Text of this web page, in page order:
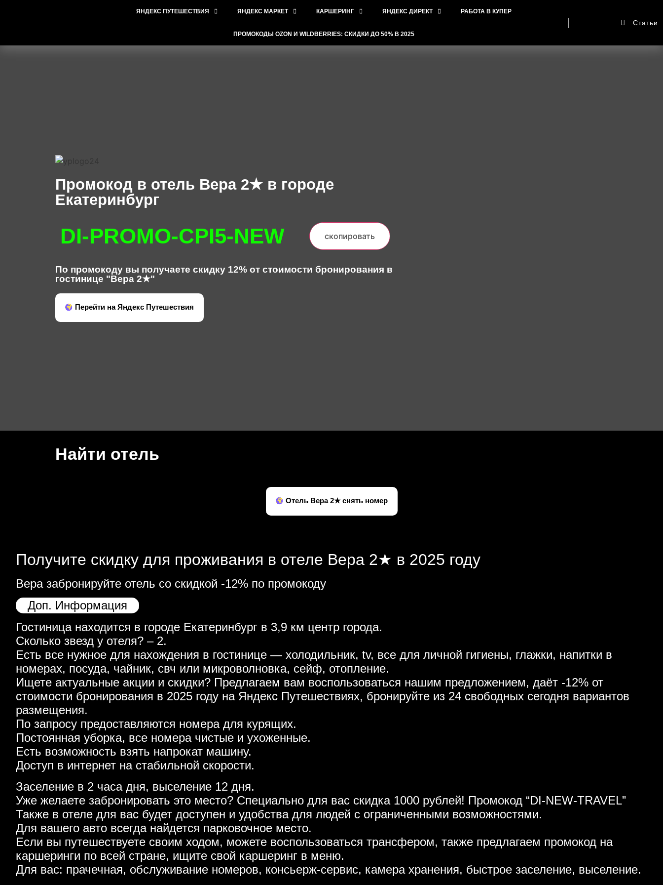
ЯНДЕКС ПУТЕШЕСТВИЯ ЯНДЕКС МАРКЕТ КАРШЕРИНГ ЯНДЕКС ДИРЕКТ РАБОТА В КУПЕР
ПРОМОКОДЫ OZON И WILDBERRIES: СКИДКИ ДО 50% В 2025
Статьи
Промокод в отель Вера 2★ в городе
Екатеринбург
DI-PROMO-CPI5-NEW скопировать
По промокоду вы получаете скидку 12% от стоимости бронирования в
гостинице "Вера 2★"
Перейти на Яндекс Путешествия
Найти отель
Отель Вера 2★ снять номер
Получите скидку для проживания в отеле Вера 2★ в 2025 году
Вера забронируйте отель со скидкой -12% по промокоду
Доп. Информация
Гостиница находится в городе Екатеринбург в 3,9 км центр города.
Сколько звезд у отеля? – 2.
Есть все нужное для нахождения в гостинице — холодильник, tv, все для личной гигиены, глажки, напитки в
номерах, посуда, чайник, свч или микроволновка, сейф, отопление.
Ищете актуальные акции и скидки? Предлагаем вам воспользоваться нашим предложением, даёт -12% от
стоимости бронирования в 2025 году на Яндекс Путешествиях, бронируйте из 24 свободных сегодня вариантов
размещения.
По запросу предоставляются номера для курящих.
Постоянная уборка, все номера чистые и ухоженные.
Есть возможность взять напрокат машину.
Доступ в интернет на стабильной скорости.
Заселение в 2 часа дня, выселение 12 дня.
Уже желаете забронировать это место? Специально для вас скидка 1000 рублей! Промокод “DI-NEW-TRAVEL”
Также в отеле для вас будет доступен и удобства для людей с ограниченными возможностями.
Для вашего авто всегда найдется парковочное место.
Если вы путешествуете своим ходом, можете воспользоваться трансфером, также предлагаем промокод на
каршеринги по всей стране, ищите свой каршеринг в меню.
Для вас: прачечная, обслуживание номеров, консьерж-сервис, камера хранения, быстрое заселение, выселение.